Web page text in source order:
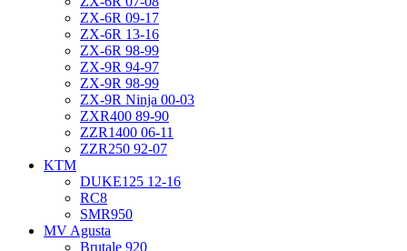
ZX-6R 09-17
ZX-6R 13-16
ZX-6R 98-99
ZX-9R 94-97
ZX-9R 98-99
ZX-9R Ninja 00-03
ZXR400 89-90
ZZR1400 06-11
ZZR250 92-07
KTM
DUKE125 12-16
RC8
SMR950
MV Agusta
Brutale 920